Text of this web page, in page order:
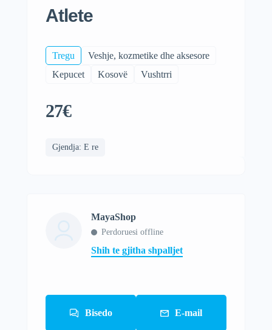
Atlete
Tregu
Veshje, kozmetike dhe aksesore
Kepucet
Kosovë Vushtrri
27€
Gjendja: E re
MayaShop
Perdoruesi offline
Shih te gjitha shpalljet
Bisedo E-mail